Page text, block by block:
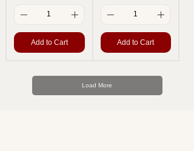
Add to Cart Add to Cart
Load More